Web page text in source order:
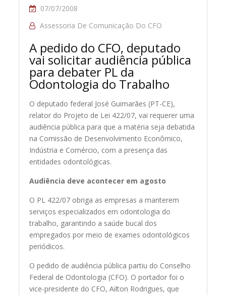
07/07/2008
Assessoria De Comunicação Do CFO
A pedido do CFO, deputado
vai solicitar audiência pública
para debater PL da
Odontologia do Trabalho
O deputado federal José Guimarães (PT-CE),
relator do Projeto de Lei 422/07, vai requerer uma
audiência pública para que a matéria seja debatida
na Comissão de Desenvolvimento Econômico,
Indústria e Comércio, com a presença das
entidades odontológicas.
Audiência deve acontecer em agosto
O PL 422/07 obriga as empresas a manterem
serviços especializados em odontologia do
trabalho, garantindo a saúde bucal dos
empregados por meio de exames odontológicos
periódicos.
O pedido de audiência pública partiu do Conselho
Federal de Odontologia (CFO). O portador foi o
vice-presidente do CFO, Ailton Rodrigues, que